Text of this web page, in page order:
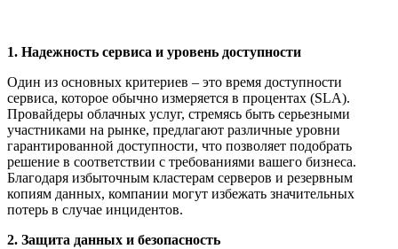
1. Надежность сервиса и уровень доступности
Один из основных критериев – это время доступности
сервиса, которое обычно измеряется в процентах (SLA).
Провайдеры облачных услуг, стремясь быть серьезными
участниками на рынке, предлагают различные уровни
гарантированной доступности, что позволяет подобрать
решение в соответствии с требованиями вашего бизнеса.
Благодаря избыточным кластерам серверов и резервным
копиям данных, компании могут избежать значительных
потерь в случае инцидентов.
2. Защита данных и безопасность